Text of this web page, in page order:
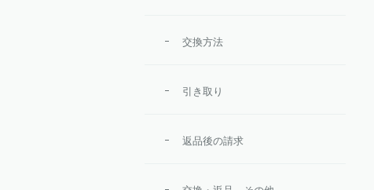
交換方法
引き取り
返品後の請求